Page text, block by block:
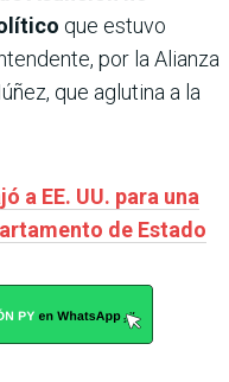
que estuvo
por la Alianza
que aglutina a la
a EE. UU. para una
de Estado